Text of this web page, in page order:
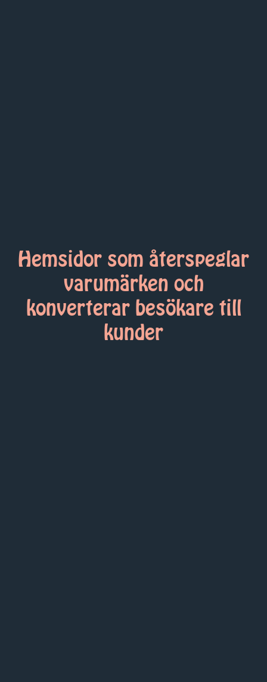
Hemsidor som återspeglar
varumärken och
konverterar besökare till
kunder